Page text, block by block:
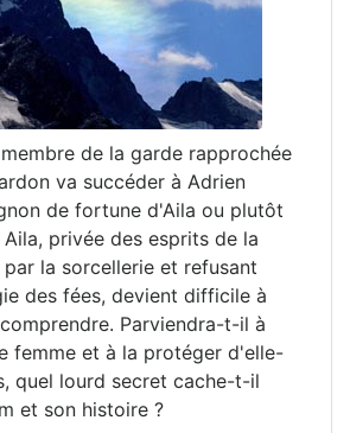
membre de la garde rapprochée
va succéder à Adrien
de fortune d'Aila ou plutôt
privée des esprits de la
par la sorcellerie et refusant
des fées, devient difficile à
Parviendra-t-il à
femme et à la protéger d'elle-
quel lourd secret cache-t-il
et son histoire ?